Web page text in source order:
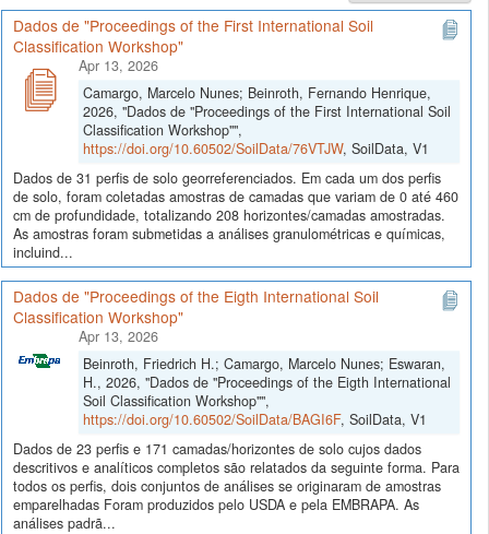
Dados de "Proceedings of the First International Soil
Classification Workshop"
Apr 13, 2026
Camargo, Marcelo Nunes; Beinroth, Fernando Henrique,
2026, "Dados de "Proceedings of the First International Soil
Classification Workshop"",
https://doi.org/10.60502/SoilData/76VTJW, SoilData, V1
Dados de 31 perfis de solo georreferenciados. Em cada um dos perfis
de solo, foram coletadas amostras de camadas que variam de 0 até 460
cm de profundidade, totalizando 208 horizontes/camadas amostradas.
As amostras foram submetidas a análises granulométricas e químicas,
incluind...
Dados de "Proceedings of the Eigth International Soil
Classification Workshop"
Apr 13, 2026
Beinroth, Friedrich H.; Camargo, Marcelo Nunes; Eswaran,
H., 2026, "Dados de "Proceedings of the Eigth International
Soil Classification Workshop"",
https://doi.org/10.60502/SoilData/BAGI6F, SoilData, V1
Dados de 23 perfis e 171 camadas/horizontes de solo cujos dados
descritivos e analíticos completos são relatados da seguinte forma. Para
todos os perfis, dois conjuntos de análises se originaram de amostras
emparelhadas Foram produzidos pelo USDA e pela EMBRAPA. As
análises padrã...